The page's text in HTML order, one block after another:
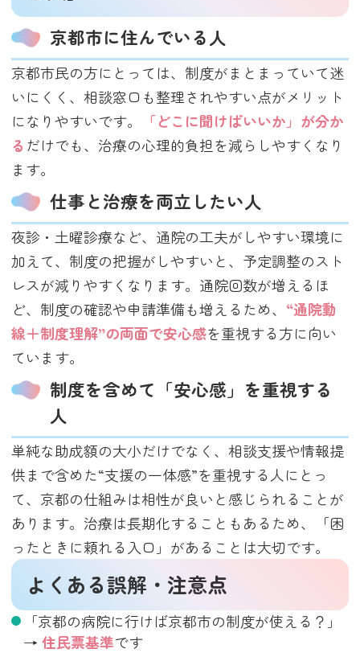
京都市に住んでいる人
京都市民の方にとっては、制度がまとまっていて迷
いにくく、相談窓口も整理されやすい点がメリット
になりやすいです。
「どこに聞けばいいか」が分か
る だけでも、治療の心理的負担を減らしやすくなり
ます。
仕事と治療を両立したい人
夜診・土曜診療など、通院の工夫がしやすい環境に
加えて、制度の把握がしやすいと、予定調整のスト
レスが減りやすくなります。通院回数が増えるほ
ど、制度の確認や申請準備も増えるため、 “通院動
線＋制度理解”の両面で安心感を重視する方に向い
ています。
制度を含めて「安心感」を重視する
人
単純な助成額の大小だけでなく、相談支援や情報提
供まで含めた“支援の一体感”を重視する人にとっ
て、京都の仕組みは相性が良いと感じられることが
あります。治療は長期化することもあるため、「困
ったときに頼れる入口」があることは大切です。
よくある誤解・注意点
「京都の病院に行けば京都市の制度が使える？」
→ 住民票基準です